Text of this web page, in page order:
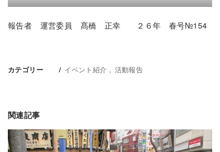
報告者 運営委員 髙橋 正幸 ２６年 春号№154
カテゴリー イベント紹介 活動報告
関連記事